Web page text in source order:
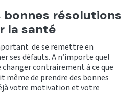
bonnes résolutions
la santé
de se remettre en
ses défauts. A n’importe quel
contrairement à ce que
même de prendre des bonnes
votre motivation et votre